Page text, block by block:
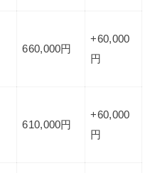
660,000円
+60,000
円
610,000円
+60,000
円